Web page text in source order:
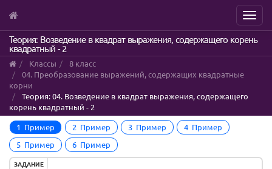
Skip
main
content
Menu
Теория: Возведение в квадрат выражения, содержащего корень
квадратный - 2
Классы
8 класс
04. Преобразование выражений, содержащих квадратные
корни
Теория: 04. Возведение в квадрат выражения, содержащего
корень квадратный - 2
1 Пример
2 Пример 3 Пример
4 Пример
5 Пример
6 Пример
ЗАДАНИЕ